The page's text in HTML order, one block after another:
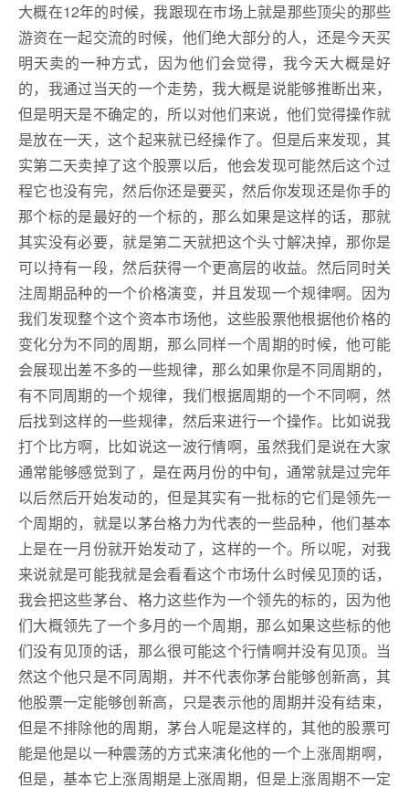
大概在12年的时候，我跟现在市场上就是那些顶尖的那些
游资在一起交流的时候，他们绝大部分的人，还是今天买
明天卖的一种方式，因为他们会觉得，我今天大概是好
的，我通过当天的一个走势，我大概是说能够推断出来，
但是明天是不确定的，所以对他们来说，他们觉得操作就
是放在一天，这个起来就已经操作了。但是后来发现，其
实第二天卖掉了这个股票以后，他会发现可能然后这个过
程它也没有完，然后你还是要买，然后你发现还是你手的
那个标的是最好的一个标的，那么如果是这样的话，那就
其实没有必要，就是第二天就把这个头寸解决掉，那你是
可以持有一段，然后获得一个更高层的收益。然后同时关
注周期品种的一个价格演变，并且发现一个规律啊。因为
我们发现整个这个资本市场他，这些股票他根据他价格的
变化分为不同的周期，那么同样一个周期的时候，他可能
会展现出差不多的一些规律，那么如果你是不同周期的，
有不同周期的一个规律，我们根据周期的一个不同啊，然
后找到这样的一些规律，然后来进行一个操作。比如说我
打个比方啊，比如说这一波行情啊，虽然我们是说在大家
通常能够感觉到了，是在两月份的中旬，通常就是过完年
以后然后开始发动的，但是其实有一批标的它们是领先一
个周期的，就是以茅台格力为代表的一些品种，他们基本
上是在一月份就开始发动了，这样的一个。所以呢，对我
来说就是可能我就是会看看这个市场什么时候见顶的话，
我会把这些茅台、格力这些作为一个领先的标的，因为他
们大概领先了一个多月的一个周期，那么如果这些标的他
们没有见顶的话，那么很可能这个行情啊并没有见顶。当
然这个他只是不同周期，并不代表你茅台能够创新高，其
他股票一定能够创新高，只是表示他的周期并没有结束，
但是不排除他的周期，茅台人呢是这样的，其他的股票可
能是他是以一种震荡的方式来演化他的一个上涨周期啊，
但是，基本它上涨周期是上涨周期，但是上涨周期不一定